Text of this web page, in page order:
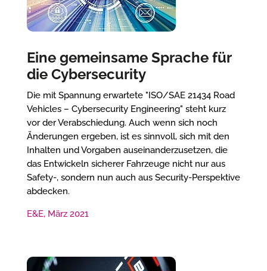
Eine gemeinsame Sprache für
die Cybersecurity
Die mit Spannung erwartete "ISO/SAE 21434 Road
Vehicles – Cybersecurity Engineering" steht kurz
vor der Verabschiedung. Auch wenn sich noch
Änderungen ergeben, ist es sinnvoll, sich mit den
Inhalten und Vorgaben auseinanderzusetzen, die
das Entwickeln sicherer Fahrzeuge nicht nur aus
Safety-, sondern nun auch aus Security-Perspektive
abdecken.
E&E, März 2021